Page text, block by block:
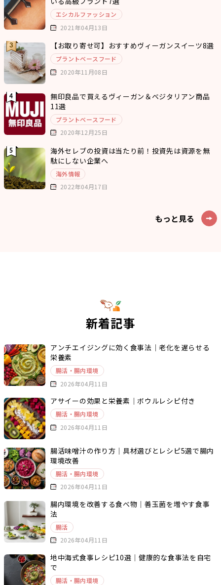
エシカルファッション
2021年04月13日
【お取り寄せ可】おすすめヴィーガンスイーツ8選
プラントベースフード
2020年11月08日
無印良品で買えるヴィーガン＆ベジタリアン商品
11選
プラントベースフード
2020年12月25日
海外セレブの投資は当たり前！投資先は資源を無
駄にしない企業へ
海外情報
2022年04月17日
もっと見る
新着記事
アンチエイジングに効く食事法｜老化を遅らせる
栄養素
腸活・腸内環境
2026年04月11日
アサイーの効果と栄養素｜ボウルレシピ付き
腸活・腸内環境
2026年04月11日
腸活味噌汁の作り方｜具材選びとレシピ5選で腸内
環境改善
腸活・腸内環境
2026年04月11日
腸内環境を改善する食べ物｜善玉菌を増やす食事
法
腸活
2026年04月11日
地中海式食事レシピ10選｜健康的な食事法を自宅
で
腸活・腸内環境